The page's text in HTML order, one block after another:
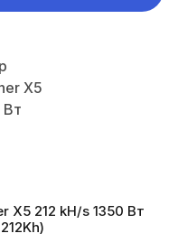
X5 212 kH/s 1350 Вт